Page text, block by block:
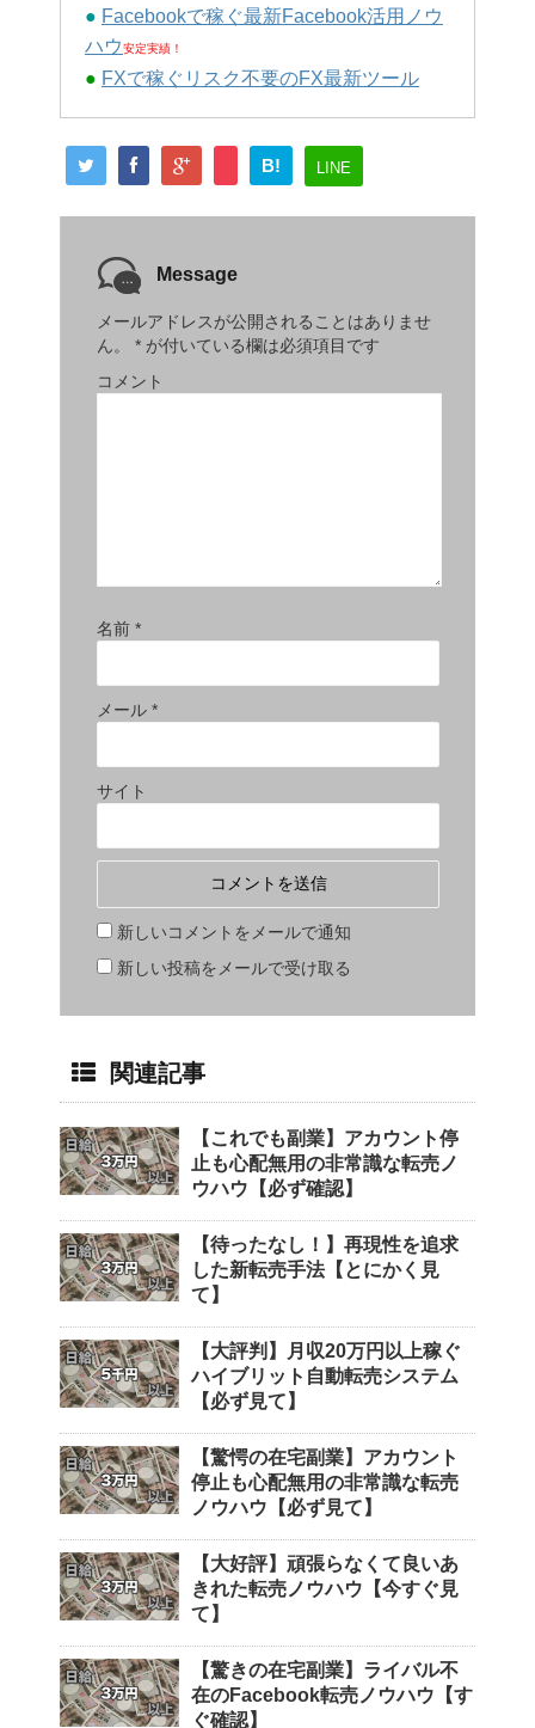
● Facebookで稼ぐ最新Facebook活用ノウ
ハウ安定実績！
● FXで稼ぐリスク不要のFX最新ツール
B! LINE
Message
メールアドレスが公開されることはありませ
ん。
* が付いている欄は必須項目です
コメント
名前 *
メール *
サイト
新しいコメントをメールで通知
新しい投稿をメールで受け取る
関連記事
【これでも副業】アカウント停
止も心配無用の非常識な転売ノ
ウハウ【必ず確認】
【待ったなし！】再現性を追求
した新転売手法【とにかく見
て】
【大評判】月収20万円以上稼ぐ
ハイブリット自動転売システム
【必ず見て】
【驚愕の在宅副業】アカウント
停止も心配無用の非常識な転売
ノウハウ【必ず見て】
【大好評】頑張らなくて良いあ
きれた転売ノウハウ【今すぐ見
て】
【驚きの在宅副業】ライバル不
在のFacebook転売ノウハウ【す
ぐ確認】